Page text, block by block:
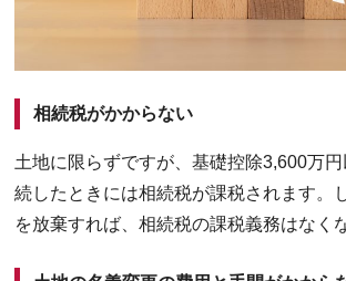
相続税がかからない
土地に限らずですが、基礎控除3,600万
続したときには相続税が課税されます。
を放棄すれば、相続税の課税義務はなく